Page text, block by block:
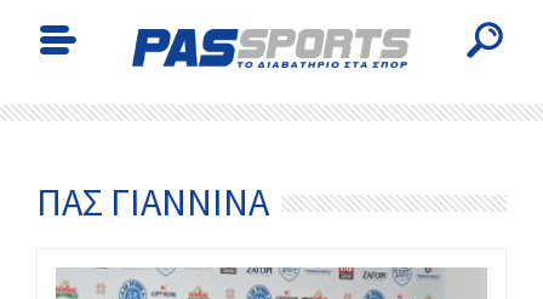
ΠΑΣ ΓΙΆΝΝΙΝΑ